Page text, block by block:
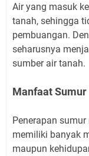
Air yang masuk
tanah, sehingga
pembuangan.
seharusnya
sumber air tanah.
Manfaat
Penerapan
memiliki banyak
maupun